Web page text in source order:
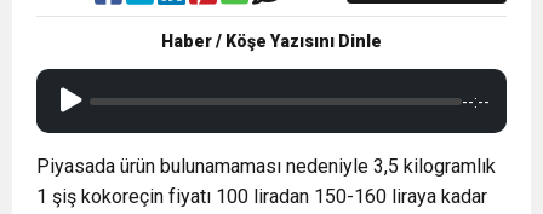
Haber / Köşe Yazısını Dinle
--:--
Piyasada ürün bulunamaması nedeniyle 3,5 kilogramlık
1 şiş kokoreçin fiyatı 100 liradan 150-160 liraya kadar